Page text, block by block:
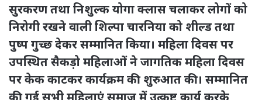
सुरकरण तथा निशुल्क योगा क्लास चलाकर लोगों को
निरोगी रखने वाली शिल्पा चारनिया को शील्ड तथा
पुष्प गुच्छ देकर सम्मानित किया। महिला दिवस पर
उपस्थित सैकड़ो महिलाओं ने जागतिक महिला दिवस
पर केक काटकर कार्यक्रम की शुरुआत की। सम्मानित
की गई सभी महिलाएं समाज में उत्कृष्ट कार्य करके